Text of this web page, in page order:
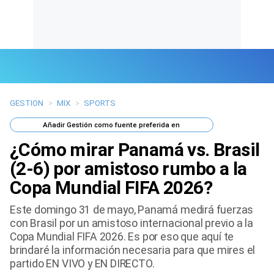
Últimas Noticias
Mi Bolsillo
Respuestas
Gente
Vida Laboral
Tendencias Mix
GESTION > MIX > SPORTS
AñadirGestión como fuente preferida en
¿Cómo mirar Panamá vs. Brasil
(2-6) por amistoso rumbo a la
Copa Mundial FIFA 2026?
Este domingo 31 de mayo, Panamá medirá fuerzas
con Brasil por un amistoso internacional previo a la
Copa Mundial FIFA 2026. Es por eso que aquí te
brindaré la información necesaria para que mires el
partido EN VIVO y EN DIRECTO.